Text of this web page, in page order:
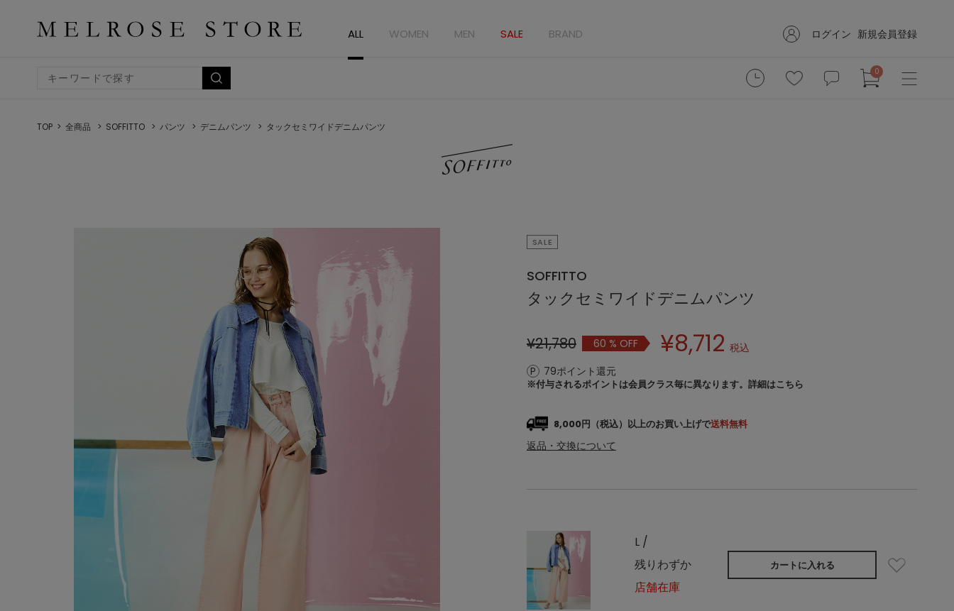
ALL WOMEN MEN SALE BRAND ログイン 新規会員登録
0
TOP 全商品 SOFFITTO パンツ デニムパンツ タックセミワイドデニムパンツ
SALE
SOFFITTO
タックセミワイドデニムパンツ
¥21,780 60 % OFF ¥8,712 税込
79ポイント還元
※付与されるポイントは会員クラス毎に異なります。 詳細はこちら
8,000円（税込）以上のお買い上げで送料無料
返品・交換について
L /
残りわずか
店舗在庫
カートに入れる